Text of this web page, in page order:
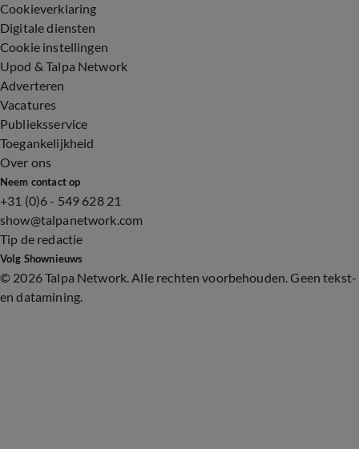
Cookieverklaring
Digitale diensten
Cookie instellingen
Upod & Talpa Network
Adverteren
Vacatures
Publieksservice
Toegankelijkheid
Over ons
Neem contact op
+31 (0)6 - 549 628 21
show@talpanetwork.com
Tip de redactie
Volg Shownieuws
© 2026 Talpa Network. Alle rechten voorbehouden. Geen tekst-
en datamining.